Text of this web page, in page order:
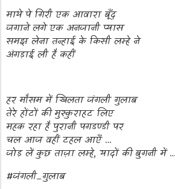
माथे पे गिरी एक आवारा बूँद
जगाने लगे एक अनजानी प्यास
समझ लेना तन्हाई के किसी लम्हे ने
अंगड़ाई ली है कहीं
हर मौसम में खिलता जंगली गुलाब
तेरे होंटों की मुस्कुराहट लिए
महक रहा है पुरानी पगडण्डी पर
चल आज वहीं टहल आएँ …
जोड़ लें कुछ ताज़ा लम्हे, यादों की बुगनी में …
#जंगली_गुलाब